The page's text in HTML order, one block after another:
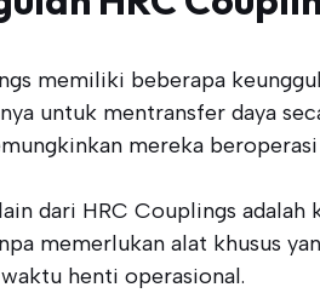
memiliki beberapa
untuk mentransfer daya
mereka
dari HRC Couplings adalah
memerlukan alat khusus
henti operasional.